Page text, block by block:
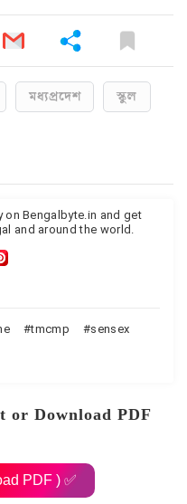
মধ্যপ্রদেশ
স্কুল
on Bengalbyte.in and get
and around the world.
tmcmp
sensex
or Download PDF
PDF ) ✅